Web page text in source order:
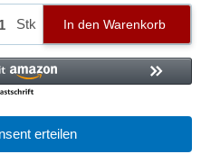
Stk In den Warenkorb
erteilen